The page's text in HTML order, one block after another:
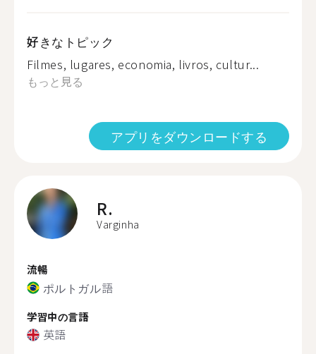
好きなトピック
Filmes, lugares, economia, livros, cultur...
もっと見る
アプリをダウンロードする
R.
Varginha
流暢
ポルトガル語
学習中の言語
英語